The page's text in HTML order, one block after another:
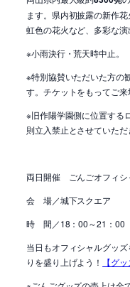
ます。県内初披露の新作
虹色の花火など、多彩な演
※小雨決行・荒天時中止。
※特別協賛いただいた方の
す。チケットをもってご来
※旧作陽学園側に位置する
則立入禁止とさせていた
両日開催 ごんごオフィシ
会 場／城下スクエア
時 間／18：00～21：00
当日もオフィシャルグッ
りを盛り上げよう！
【グ